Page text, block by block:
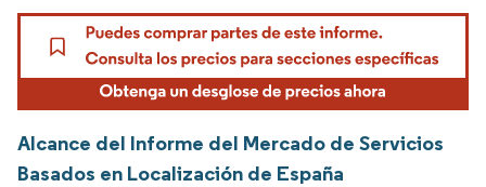
Alcance del Informe del Mercado de Servicios
Basados en Localización de España